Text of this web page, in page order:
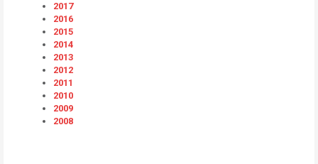
2017
2016
2015
2014
2013
2012
2011
2010
2009
2008